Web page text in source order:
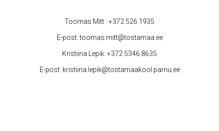
Toomas Mitt : +372 526 1935
E-post:toomas.mitt@tostamaa.ee
Kristiina Lepik: +372 5346 8635
E-post: kristiina.lepik@tostamaakool.parnu.ee